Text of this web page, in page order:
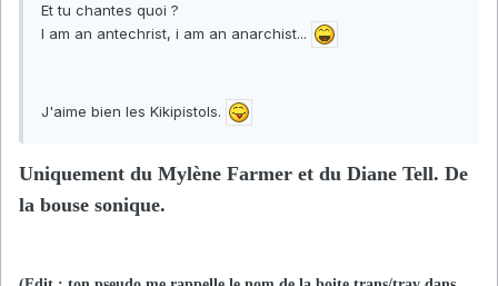
Et tu chantes quoi ?
I am an antechrist, i am an anarchist...
J'aime bien les Kikipistols.
Uniquement du Mylène Farmer et du Diane Tell. De
la bouse sonique.